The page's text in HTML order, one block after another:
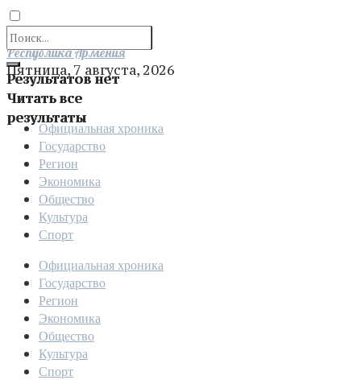
Результатов нет
Читать все
результаты
Отправить
Республика Армения
Пятница, 7 августа, 2026
Официальная хроника
Государство
Регион
Экономика
Общество
Культура
Спорт
Официальная хроника
Государство
Регион
Экономика
Общество
Культура
Спорт